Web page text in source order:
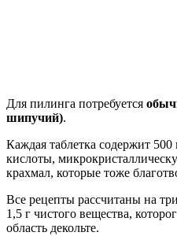
Для пилинга потребуется
шипучий).
Каждая таблетка содержит
кислоты,
крахмал, которые тоже
Все рецепты рассчитаны на
1,5 г чистого вещества,
область декольте.